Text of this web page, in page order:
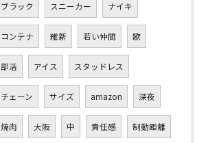
ブラック スニーカー ナイキ
コンテナ 維新 若い仲間 歌
部活 アイス スタッドレス
チェーン サイズ amazon 深夜
焼肉 大阪 中 責任感 制動距離